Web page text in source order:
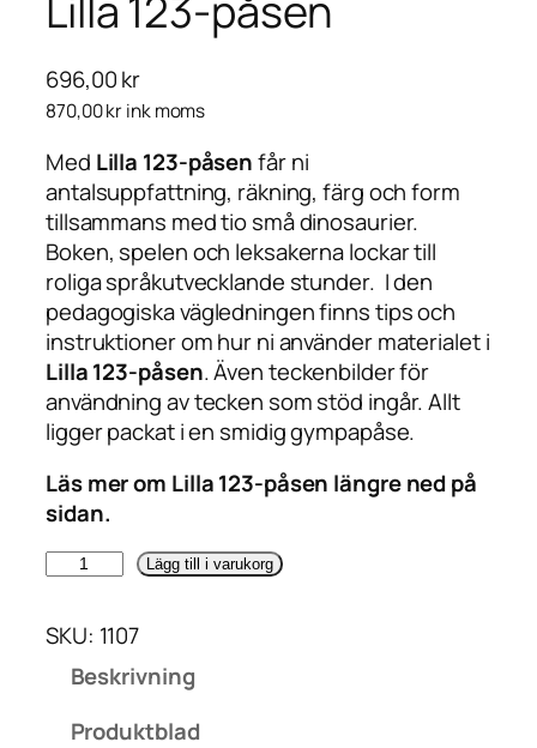
696,00kr
870,00krink moms
Med Lilla 123-påsenfår ni
antalsuppfattning, räkning, färg och form
tillsammans med tio små dinosaurier.
Boken, spelen och leksakerna lockar till
roliga språkutvecklande stunder. I den
pedagogiska vägledningen finns tips och
instruktioner om hur ni använder materialet i
Lilla 123-påsen. Även teckenbilder för
användning av tecken som stöd ingår. Allt
ligger packat i en smidig gympapåse.
Läs mer om Lilla 123-påsen längre ned på
sidan.
l
l
Lägg till i varukorg
SKU: 1107
Beskrivning
Produktblad